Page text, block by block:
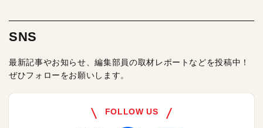
SNS
最新記事やお知らせ、編集部員の取材レポートなどを投稿中！
ぜひフォローをお願いします。
FOLLOW US